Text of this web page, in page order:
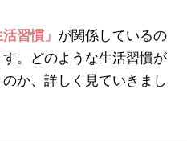
活習慣」 が関係しているの
。どのような生活習慣が
か、詳しく見ていきまし